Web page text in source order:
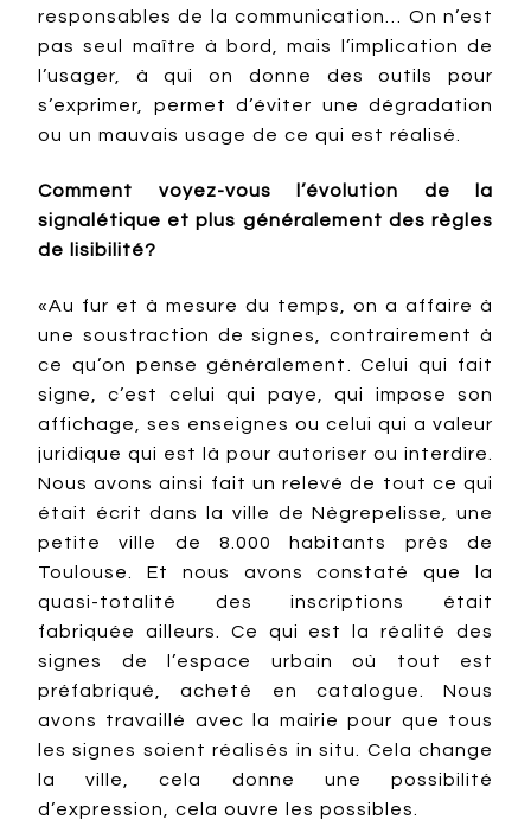
responsables de la communication… On n’est
pas seul maître à bord, mais l’implication de
l’usager, à qui on donne des outils pour
s’exprimer, permet d’éviter une dégradation
ou un mauvais usage de ce qui est réalisé.
Comment voyez-vous l’évolution de la
signalétique et plus généralement des règles
de lisibilité?
«Au fur et à mesure du temps, on a affaire à
une soustraction de signes, contrairement à
ce qu’on pense généralement. Celui qui fait
signe, c’est celui qui paye, qui impose son
affichage, ses enseignes ou celui qui a valeur
juridique qui est là pour autoriser ou interdire.
Nous avons ainsi fait un relevé de tout ce qui
était écrit dans la ville de Nègrepelisse, une
petite ville de 8.000 habitants près de
Toulouse. Et nous avons constaté que la
quasi-totalité des inscriptions était
fabriquée ailleurs. Ce qui est la réalité des
signes de l’espace urbain où tout est
préfabriqué, acheté en catalogue. Nous
avons travaillé avec la mairie pour que tous
les signes soient réalisés in situ. Cela change
la ville, cela donne une possibilité
d’expression, cela ouvre les possibles.